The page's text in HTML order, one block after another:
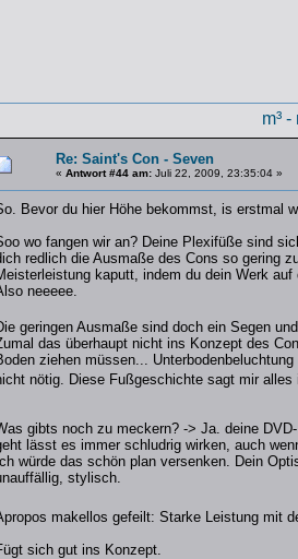
m³
Re: Saint's Con - Seven
« Antwort #44 am: Juli 22, 2009, 23:35:04 »
Bevor du hier Höhe bekommst, is erstmal
wo fangen wir an? Deine Plexifüße sind
redlich die Ausmaße des Cons so gering
kaputt, indem du dein Werk
neeeee.
geringen Ausmaße sind doch ein Segen
das überhaupt nicht ins Konzept des
ziehen müssen...
nötig. Diese Fußgeschichte sagt mir
gibts noch zu meckern? -> Ja. deine
lässt es immer schludrig wirken, auch
Ich würde das schön plan versenken. Dein
stylisch.
makellos gefeilt: Starke Leistung mit
sich gut ins Konzept.